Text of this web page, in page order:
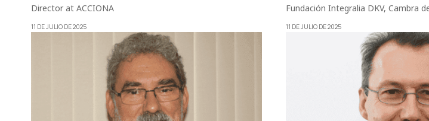
Director at ACCIONA
11 DE JULIO DE 2025
Fundación Integralia DKV, Cambra
11 DE JULIO DE 2025